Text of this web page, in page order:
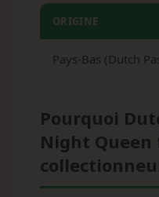
ORIGINE
Pays-Bas (Dutch
Pourquoi
Night Queen